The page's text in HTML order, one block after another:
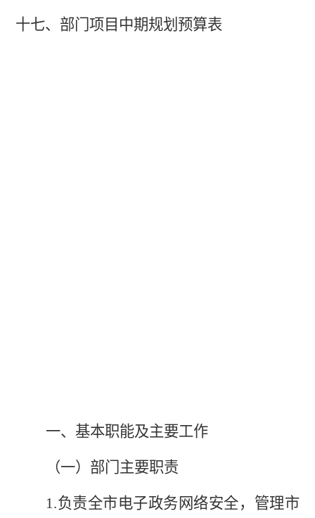
十七、部门项目中期规划预算表
一、基本职能及主要工作
（一）部门主要职责
1.负责全市电子政务网络安全，管理市